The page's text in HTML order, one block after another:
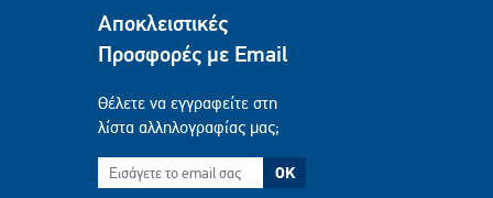
Αποκλειστικές
Προσφορές με Email
Θέλετε να εγγραφείτε στη
λίστα αλληλογραφίας μας;
OK